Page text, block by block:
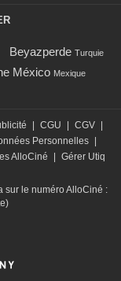
Beyazperde Turquie
México Mexique
CGU CGV
Personnelles
AlloCiné
Gérer Utiq
sur le numéro AlloCiné :